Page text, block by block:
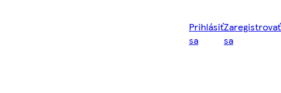
Prihlásiť
sa
Zaregistrovať
sa